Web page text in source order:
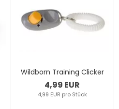
Wildborn Training Clicker
4,99 EUR
4,99 EUR pro Stück